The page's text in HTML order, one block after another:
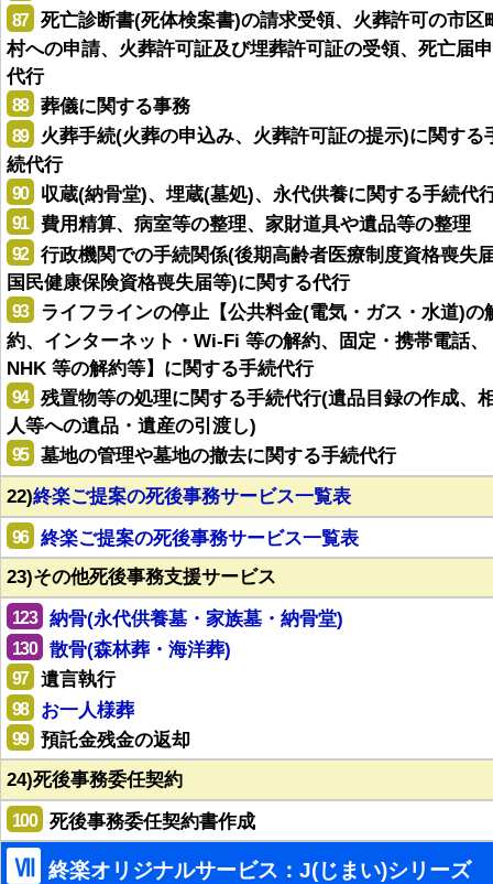
87
死亡診断書(死体検案書)の請求受領、火葬許可の市区
村への申請、火葬許可証及び埋葬許可証の受領、死亡届
代行
88 葬儀に関する事務
89
火葬手続(火葬の申込み、火葬許可証の提示)に関する
続代行
90 収蔵(納骨堂)、埋蔵(墓処)、永代供養に関する手続代
91 費用精算、病室等の整理、家財道具や遺品等の整理
92
行政機関での手続関係(後期高齢者医療制度資格喪失
国民健康保険資格喪失届等)に関する代行
93
ライフラインの停止【公共料金(電気・ガス・水道)の
約、インターネット・Wi-Fi 等の解約、固定・携帯電話、
NHK 等の解約等】に関する手続代行
94
残置物等の処理に関する手続代行(遺品目録の作成、
人等への遺品・遺産の引渡し)
95
墓地の管理や墓地の撤去に関する手続代行
22)終楽ご提案の死後事務サービス一覧表
96
終楽ご提案の死後事務サービス一覧表
23)その他死後事務支援サービス
123 納骨(永代供養墓・家族墓・納骨堂)
130 散骨(森林葬・海洋葬)
97 遺言執行
98 お一人様葬
99
預託金残金の返却
24)死後事務委任契約
100 死後事務委任契約書作成
Ⅶ 終楽オリジナルサービス：J(じまい)シリーズ